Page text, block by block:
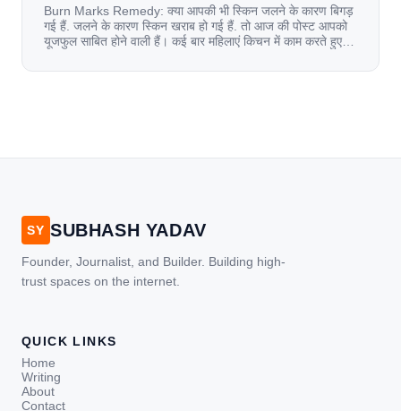
Burn Marks Remedy: क्या आपकी भी स्किन जलने के कारण बिगड़
गई हैं. जलने के कारण स्किन खराब हो गई हैं. तो आज की पोस्ट आपको
यूजफुल साबित होने वाली हैं। कई बार महिलाएं किचन में काम करते हुए
[…]
SY SUBHASH YADAV
Founder, Journalist, and Builder. Building high-
trust spaces on the internet.
QUICK LINKS
Home
Writing
About
Contact